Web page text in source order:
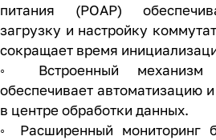
питания (POAP)
загрузку и настройку
сокращает время
◦ Встроенный механизм
обеспечивает автоматизацию
в центре обработки данных.
◦ Расширенный мониторинг